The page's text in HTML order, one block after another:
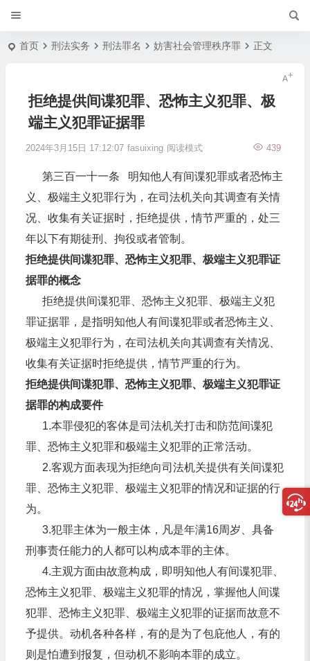
首页 刑法实务 刑法罪名 妨害社会管理秩序罪 正文
拒绝提供间谍犯罪、恐怖主义犯罪、极
端主义犯罪证据罪
2024年3月15日 17:12:07 fasuixing 439
阅读模式
第三百一十一条 明知他人有间谍犯罪或者恐怖主
义、极端主义犯罪行为，在司法机关向其调查有关情
况、收集有关证据时，拒绝提供，情节严重的，处三
年以下有期徒刑、拘役或者管制。
拒绝提供间谍犯罪、恐怖主义犯罪、极端主义犯罪证
据罪的概念
拒绝提供间谍犯罪、恐怖主义犯罪、极端主义犯
罪证据罪，是指明知他人有间谍犯罪或者恐怖主义、
极端主义犯罪行为，在司法机关向其调查有关情况、
收集有关证据时拒绝提供，情节严重的行为。
拒绝提供间谍犯罪、恐怖主义犯罪、极端主义犯罪证
据罪的构成要件
1.本罪侵犯的客体是司法机关打击和防范间谍犯
罪、恐怖主义犯罪和极端主义犯罪的正常活动。
2.客观方面表现为拒绝向司法机关提供有关间谍犯
罪、恐怖主义犯罪、极端主义犯罪的情况和证据的行
为。
3.犯罪主体为一般主体，凡是年满16周岁、具备
刑事责任能力的人都可以构成本罪的主体。
4.主观方面由故意构成，即明知他人有间谍犯罪、
恐怖主义犯罪、极端主义犯罪的情况，掌握他人间谍
犯罪、恐怖主义犯罪、极端主义犯罪的证据而故意不
予提供。动机各种各样，有的是为了包庇他人，有的
则是怕遭到报复，但动机不影响本罪的成立。